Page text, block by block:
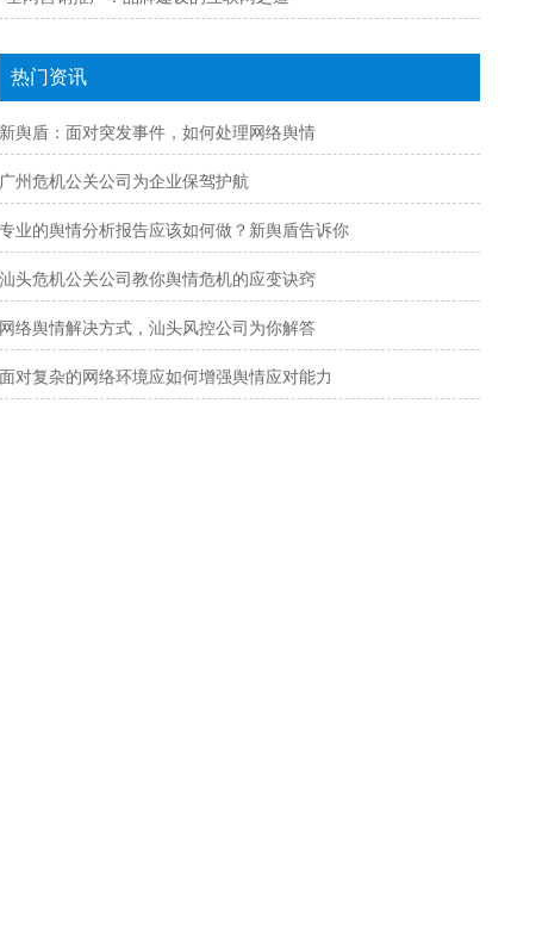
热门资讯
新舆盾：面对突发事件，如何处理网络舆情
广州危机公关公司为企业保驾护航
专业的舆情分析报告应该如何做？新舆盾告诉你
汕头危机公关公司教你舆情危机的应变诀窍
网络舆情解决方式，汕头风控公司为你解答
面对复杂的网络环境应如何增强舆情应对能力